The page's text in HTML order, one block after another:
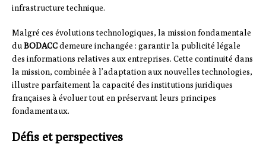
infrastructure technique.
Malgré ces évolutions technologiques, la mission fondamentale
duBODACCdemeure inchangée : garantir la publicité légale
des informations relatives aux entreprises. Cette continuité dans
la mission, combinée à l’adaptation aux nouvelles technologies,
illustre parfaitement la capacité des institutions juridiques
françaises à évoluer tout en préservant leurs principes
fondamentaux.
Défis et perspectives